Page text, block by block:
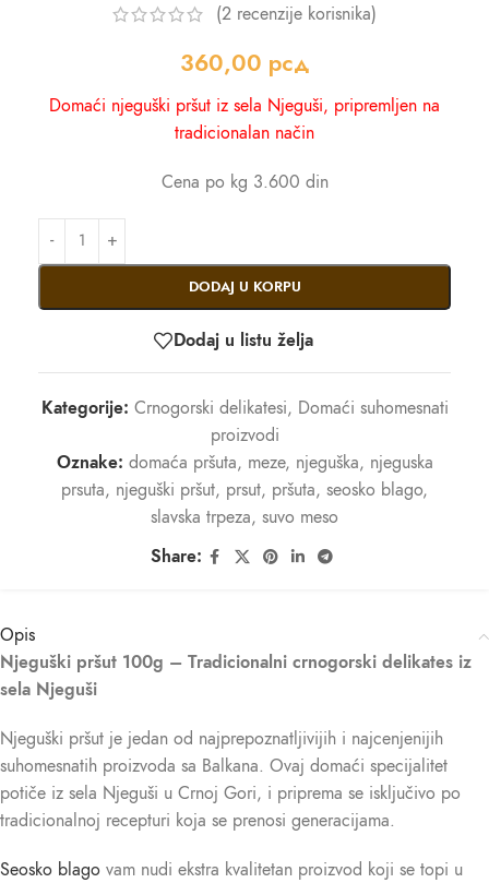
(2 recenzije korisnika)
360,00 рсд
Domaći njeguški pršut iz sela Njeguši, pripremljen na
tradicionalan način
Cena po kg 3.600 din
DODAJ U KORPU
Dodaj u listu želja
Kategorije: Crnogorski delikatesi, Domaći suhomesnati
proizvodi
Oznake: domaća pršuta, meze, njeguška, njeguska
prsuta, njeguški pršut, prsut, pršuta, seosko blago,
slavska trpeza, suvo meso
Share:
Opis
Njeguški pršut 100g – Tradicionalni crnogorski delikates iz
sela Njeguši
Njeguški pršut je jedan od najprepoznatljivijih i najcenjenijih
suhomesnatih proizvoda sa Balkana. Ovaj domaći specijalitet
potiče iz sela Njeguši u Crnoj Gori, i priprema se isključivo po
tradicionalnoj recepturi koja se prenosi generacijama.
Seosko blago vam nudi ekstra kvalitetan proizvod koji se topi u